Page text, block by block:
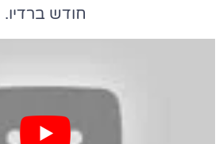
חודש ברדיו.